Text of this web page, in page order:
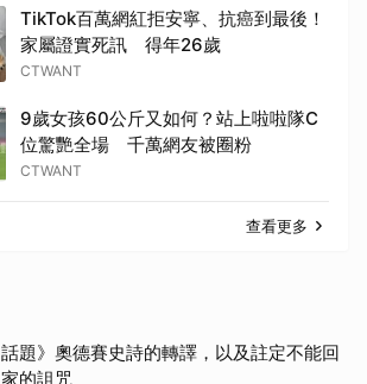
TikTok百萬網紅拒安寧、抗癌到最後！
家屬證實死訊 得年26歲
CTWANT
9歲女孩60公斤又如何？站上啦啦隊C
位驚艷全場 千萬網友被圈粉
CTWANT
查看更多
話題》奧德賽史詩的轉譯，以及註定不能回
家的詛咒